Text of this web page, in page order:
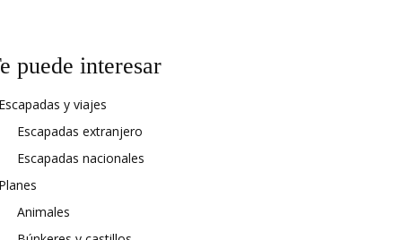
puede interesar
y viajes
Escapadas extranjero
Escapadas nacionales
Animales